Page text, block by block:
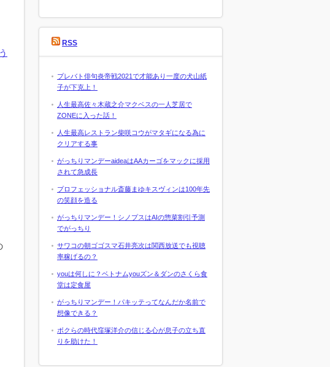
RSS
プレバト俳句炎帝戦2021で才能あり一度の犬山紙
子が下克上！
人生最高佐々木蔵之介マクベスの一人芝居で
ZONEに入った話！
人生最高レストラン柴咲コウがマタギになる為に
クリアする事
がっちりマンデーaideaはAAカーゴをマックに採用
されて急成長
プロフェッショナル斎藤まゆキスヴィンは100年先
の笑顔を造る
がっちりマンデー！シノプスはAIの惣菜割引予測
でがっちり
サワコの朝ゴゴスマ石井亮次は関西放送でも視聴
率稼げるの？
youは何しに？ベトナムyouズン＆ダンのさくら食
堂は定食屋
がっちりマンデー！パキッテってなんだか名前で
想像できる？
ボクらの時代窪塚洋介の信じる心が息子の立ち直
りを助けた！